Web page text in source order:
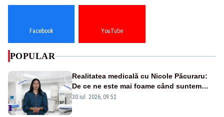
Facebook YouTube
POPULAR
Realitatea medicală cu Nicole Păcuraru:
De ce ne este mai foame când suntem
obosiți?
30 iul. 2026, 09:52